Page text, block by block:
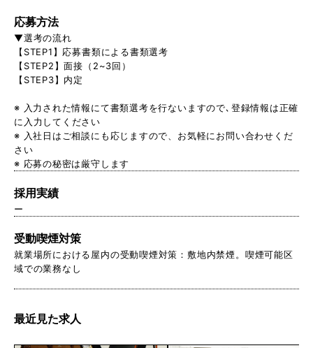
応募方法
▼選考の流れ
【STEP1】応募書類による書類選考
【STEP2】面接（2~3回）
【STEP3】内定
※ 入力された情報にて書類選考を行ないますので､登録情報は正確
に入力してください
※ 入社日はご相談にも応じますので、お気軽にお問い合わせくだ
さい
※ 応募の秘密は厳守します
採用実績
ー
受動喫煙対策
就業場所における屋内の受動喫煙対策：敷地内禁煙。喫煙可能区
域での業務なし
最近見た求人